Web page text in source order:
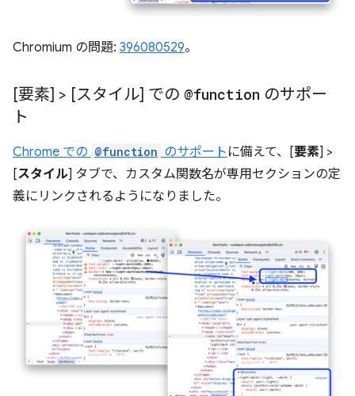
Chromium の問題: 396080529。
[要素] > [スタイル] での @function のサポー
ト
Chrome での @function のサポート に備えて、[要素] >
[スタイル] タブで、カスタム関数名が専用セクションの定
義にリンクされるようになりました。